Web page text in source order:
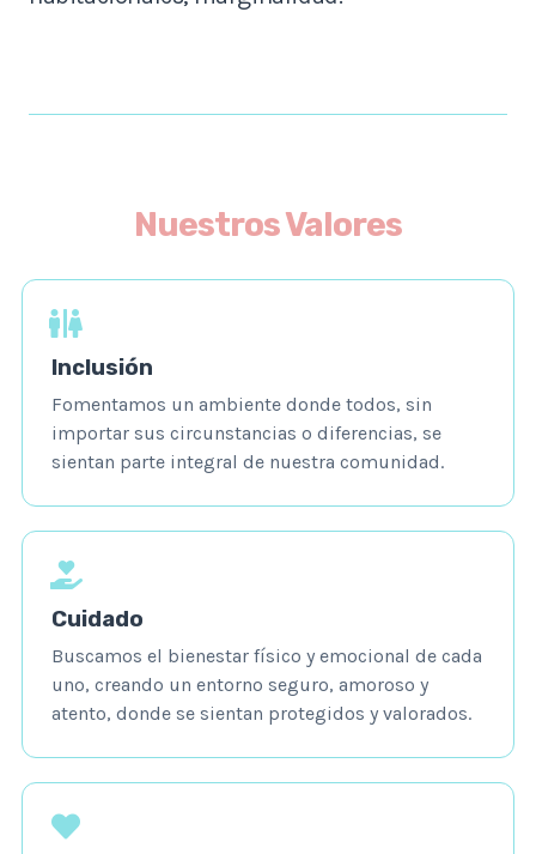
Nuestros Valores
Inclusión
Fomentamos un ambiente donde todos, sin
importar sus circunstancias o diferencias, se
sientan parte integral de nuestra comunidad.
Cuidado
Buscamos el bienestar físico y emocional de cada
uno, creando un entorno seguro, amoroso y
atento, donde se sientan protegidos y valorados.